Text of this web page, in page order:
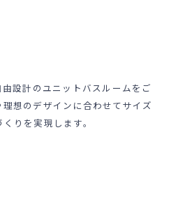
設計のユニットバスルームをご
想のデザインに合わせてサイズ
りを実現します。